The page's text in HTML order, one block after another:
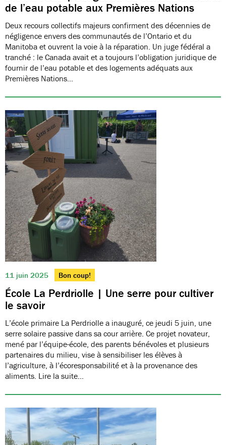
de l’eau potable aux Premières Nations
Deux recours collectifs majeurs confirment des décennies de
négligence envers des communautés de l’Ontario et du
Manitoba et ouvrent la voie à la réparation. Un juge fédéral a
tranché : le Canada avait et a toujours l’obligation juridique de
fournir de l’eau potable et des logements adéquats aux
Premières Nations…
11 juin 2025 Bon coup!
École La Perdriolle | Une serre pour cultiver
le savoir
L’école primaire La Perdriolle a inauguré, ce jeudi 5 juin, une
serre solaire passive dans sa cour arrière. Ce projet novateur,
mené par l’équipe-école, des parents bénévoles et plusieurs
partenaires du milieu, vise à sensibiliser les élèves à
l’agriculture, à l’écoresponsabilité et à la provenance des
aliments. Lire la suite…